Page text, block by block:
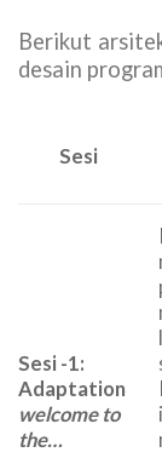
Berikut
desain
Sesi
Sesi -1:
Adaptation
welcome to
the…